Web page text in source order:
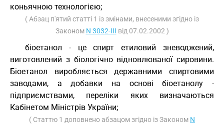
коньячною технологією;
( Абзац п'ятий статті 1 із змінами, внесеними згідно із
Законом N 3032-III від 07.02.2002 )
біоетанол - це спирт етиловий зневоджений,
виготовлений з біологічно відновлюваної сировини.
Біоетанол виробляється державними спиртовими
заводами, а добавки на основі біоетанолу -
підприємствами, переліки яких визначаються
Кабінетом Міністрів України;
( Статтю 1 доповнено абзацом згідно із Законом N